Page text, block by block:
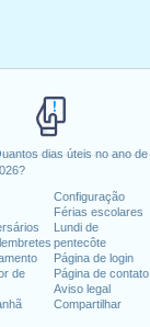
dias úteis no ano de
de
Configuração
Férias escolares
Lundi de
pentecôte
Página de login
Página de contato
Aviso legal
Compartilhar